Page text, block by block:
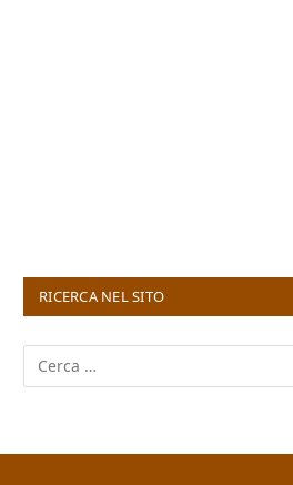
RICERCA NEL SITO